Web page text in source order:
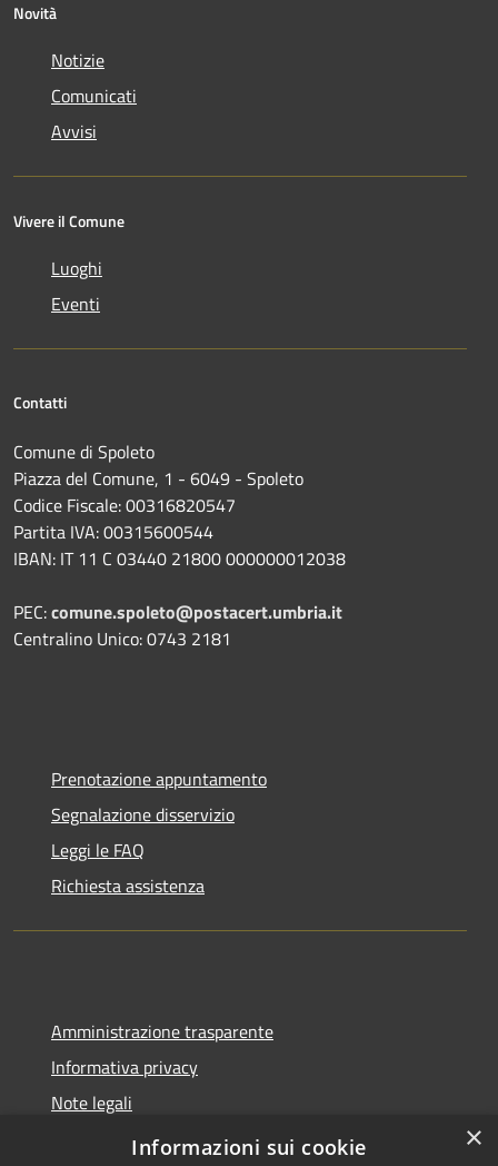
Novità
Notizie
Comunicati
Avvisi
Vivere il Comune
Luoghi
Eventi
Contatti
Comune di Spoleto
Piazza del Comune, 1 - 6049 - Spoleto
Codice Fiscale: 00316820547
Partita IVA: 00315600544
IBAN: IT 11 C 03440 21800 000000012038
PEC:comune.spoleto@postacert.umbria.it
Centralino Unico: 0743 2181
Prenotazione appuntamento
Segnalazione disservizio
Leggi le FAQ
Richiesta assistenza
Amministrazione trasparente
Informativa privacy
Note legali
Dichiarazione di accessibilità
×
Informazioni sui cookie